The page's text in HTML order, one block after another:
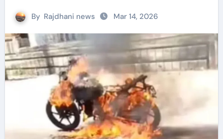
By Rajdhani news Mar 14, 2026